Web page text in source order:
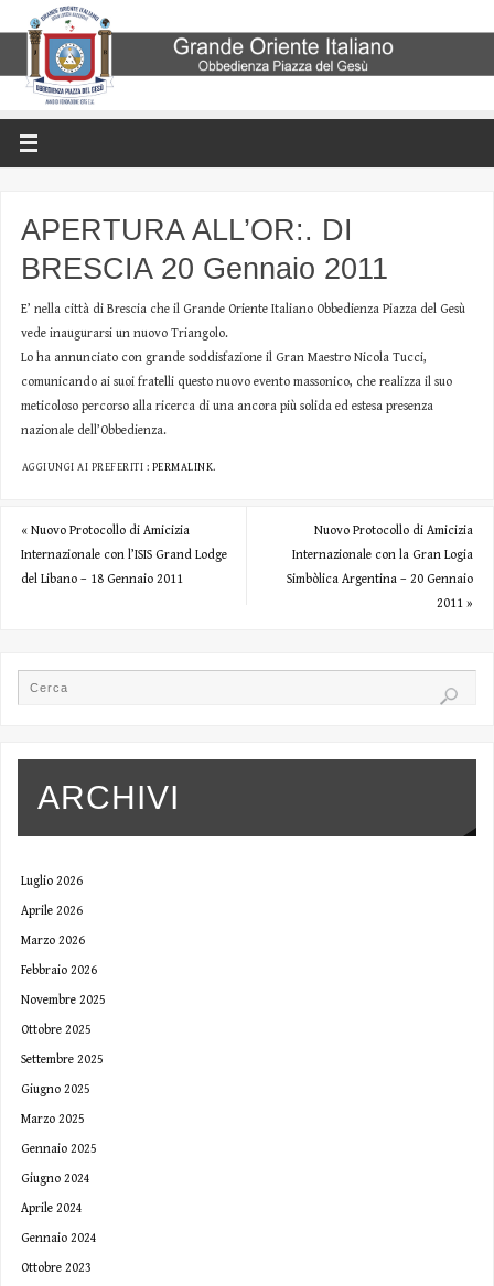
APERTURA ALL’OR:. DI
BRESCIA 20 Gennaio 2011
E’ nella città di Brescia che il Grande Oriente Italiano Obbedienza Piazza del Gesù
vede inaugurarsi un nuovo Triangolo.
Lo ha annunciato con grande soddisfazione il Gran Maestro Nicola Tucci,
comunicando ai suoi fratelli questo nuovo evento massonico, che realizza il suo
meticoloso percorso alla ricerca di una ancora più solida ed estesa presenza
nazionale dell’Obbedienza.
AGGIUNGI AI PREFERITI : PERMALINK.
«Nuovo Protocollo di Amicizia
Internazionale con l’ISIS Grand Lodge
del Libano – 18 Gennaio 2011
Nuovo Protocollo di Amicizia
Internazionale con la Gran Logia
Simbòlica Argentina – 20 Gennaio
2011»
ARCHIVI
Luglio 2026
Aprile 2026
Marzo 2026
Febbraio 2026
Novembre 2025
Ottobre 2025
Settembre 2025
Giugno 2025
Marzo 2025
Gennaio 2025
Giugno 2024
Aprile 2024
Gennaio 2024
Ottobre 2023